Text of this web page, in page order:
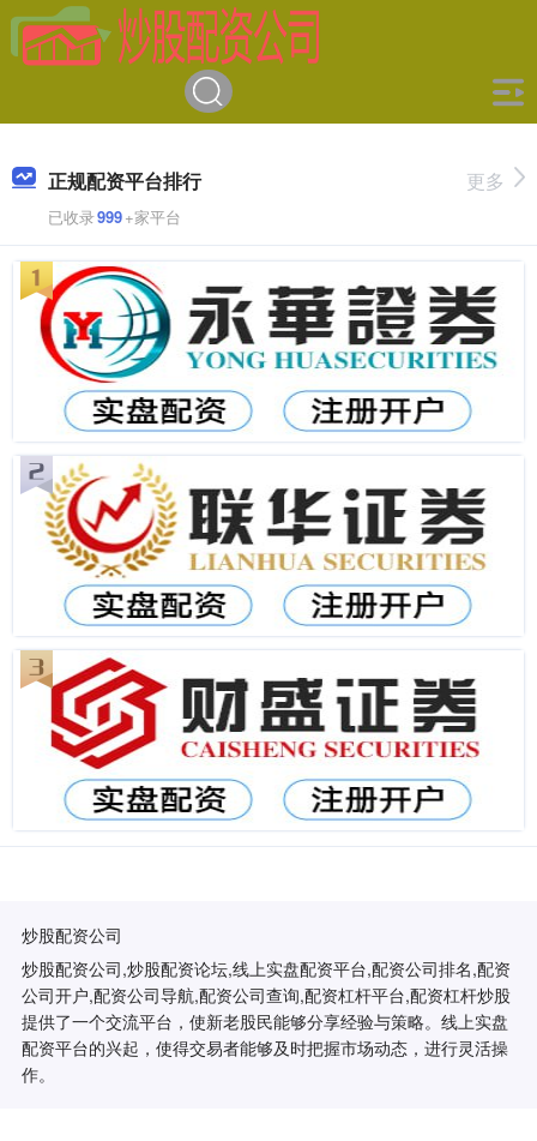
正规配资平台排行
已收录999+家平台
更多
炒股配资公司
炒股配资公司,炒股配资论坛,线上实盘配资平台,配资公司排名,配资
公司开户,配资公司导航,配资公司查询,配资杠杆平台,配资杠杆炒股
提供了一个交流平台，使新老股民能够分享经验与策略。线上实盘
配资平台的兴起，使得交易者能够及时把握市场动态，进行灵活操
作。